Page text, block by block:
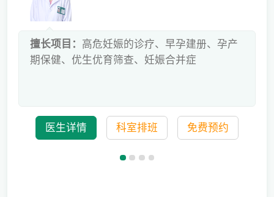
擅长项目： 高危妊娠的诊疗、早孕建册、孕产
期保健、优生优育筛查、妊娠合并症
医生详情 科室排班 免费预约